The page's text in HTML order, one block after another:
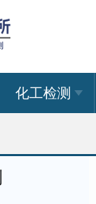
化工检测